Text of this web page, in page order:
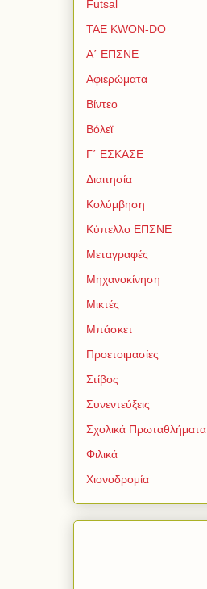
Futsal
TAE KWON-DO
Α΄ ΕΠΣΝΕ
Αφιερώματα
Βίντεο
Βόλεϊ
Γ΄ ΕΣΚΑΣΕ
Διαιτησία
Κολύμβηση
Κύπελλο ΕΠΣΝΕ
Μεταγραφές
Μηχανοκίνηση
Μικτές
Μπάσκετ
Προετοιμασίες
Στίβος
Συνεντεύξεις
Σχολικά Πρωταθλήματα
Φιλικά
Χιονοδρομία